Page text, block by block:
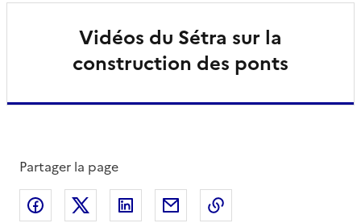
Vidéos du Sétra sur la
construction des ponts
Partager la page
Partager sur Facebook
Partager sur XPartager sur LinkedIn
Partager par email